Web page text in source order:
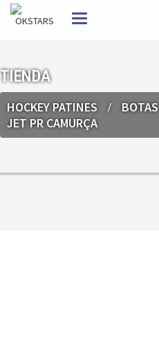
Toggle
TIENDA
HOCKEY PATINES BOTAS
JET PR CAMURÇA